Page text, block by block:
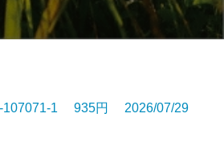
107071-1 935円 2026/07/29